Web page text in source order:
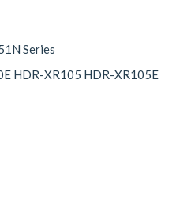
Series
HDR-XR105 HDR-XR105E